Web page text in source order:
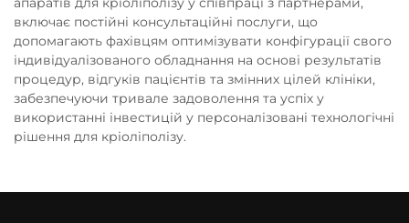
включає постійні консультаційні послуги, що
допомагають фахівцям оптимізувати конфігурації свого
індивідуалізованого обладнання на основі результатів
процедур, відгуків пацієнтів та змінних цілей клініки,
забезпечуючи тривале задоволення та успіх у
використанні інвестицій у персоналізовані технологічні
рішення для кріоліполізу.